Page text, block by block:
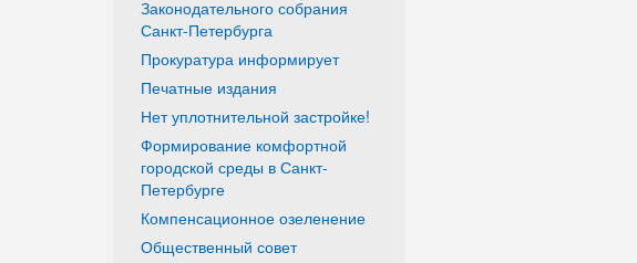
Законодательного собрания
Санкт-Петербурга
Прокуратура информирует
Печатные издания
Нет уплотнительной застройке!
Формирование комфортной
городской среды в Санкт-
Петербурге
Компенсационное озеленение
Общественный совет